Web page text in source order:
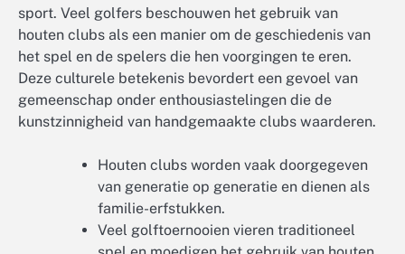
sport. Veel golfers beschouwen het gebruik van
houten clubs als een manier om de geschiedenis van
het spel en de spelers die hen voorgingen te eren.
Deze culturele betekenis bevordert een gevoel van
gemeenschap onder enthousiastelingen die de
kunstzinnigheid van handgemaakte clubs waarderen.
Houten clubs worden vaak doorgegeven
van generatie op generatie en dienen als
familie-erfstukken.
Veel golftoernooien vieren traditioneel